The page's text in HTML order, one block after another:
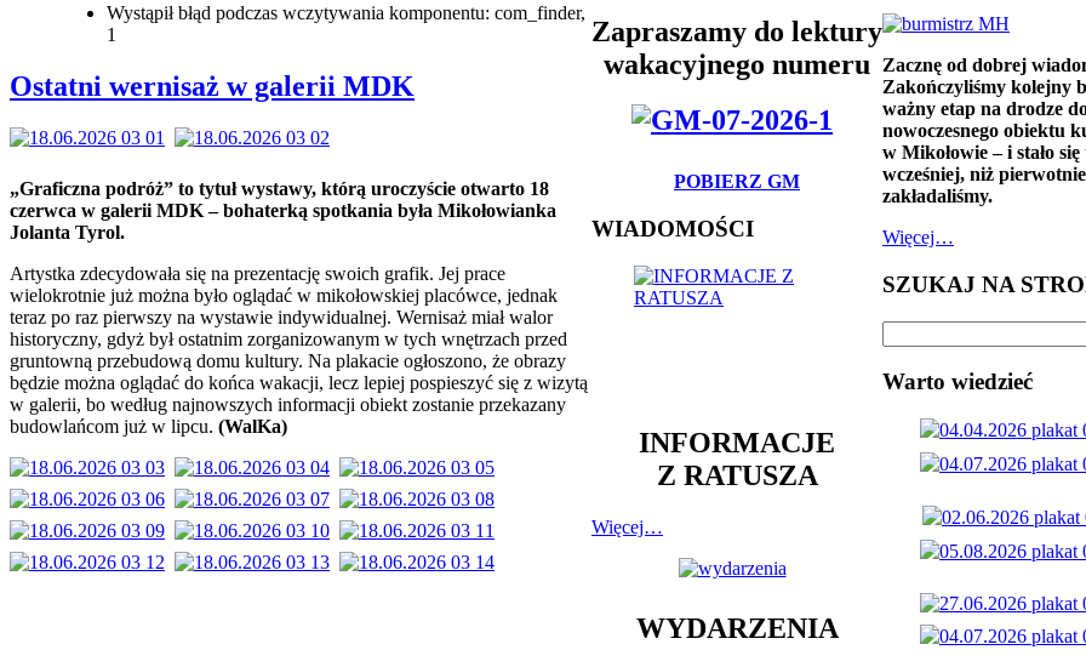
Wystąpił błąd podczas wczytywania komponentu: com_finder,
1
Ostatni wernisaż w galerii MDK
„Graficzna podróż” to tytuł wystawy, którą uroczyście otwarto 18
czerwca w galerii MDK – bohaterką spotkania była Mikołowianka
Jolanta Tyrol.
Artystka zdecydowała się na prezentację swoich grafik. Jej prace
wielokrotnie już można było oglądać w mikołowskiej placówce, jednak
teraz po raz pierwszy na wystawie indywidualnej. Wernisaż miał walor
historyczny, gdyż był ostatnim zorganizowanym w tych wnętrzach przed
gruntowną przebudową domu kultury. Na plakacie ogłoszono, że obrazy
będzie można oglądać do końca wakacji, lecz lepiej pospieszyć się z wizytą
w galerii, bo według najnowszych informacji obiekt zostanie przekazany
budowlańcom już w lipcu. (WalKa)
Zapraszamy do lektury
wakacyjnego numeru
POBIERZ GM
WIADOMOŚCI
INFORMACJE
Z RATUSZA
Więcej…
WYDARZENIA
Zacznę od dobrej
Zakończyliśmy kolejny
ważny etap na drodze
nowoczesnego obiektu
w Mikołowie – i stało się
wcześniej, niż pierwotnie
zakładaliśmy.
Więcej…
SZUKAJ NA
Warto wiedzieć